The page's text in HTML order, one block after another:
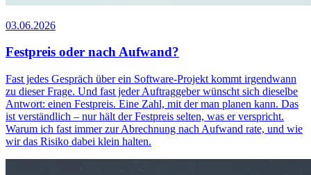
03.06.2026
Festpreis oder nach Aufwand?
Fast jedes Gespräch über ein Software-Projekt kommt irgendwann
zu dieser Frage. Und fast jeder Auftraggeber wünscht sich dieselbe
Antwort: einen Festpreis. Eine Zahl, mit der man planen kann. Das
ist verständlich – nur hält der Festpreis selten, was er verspricht.
Warum ich fast immer zur Abrechnung nach Aufwand rate, und wie
wir das Risiko dabei klein halten.